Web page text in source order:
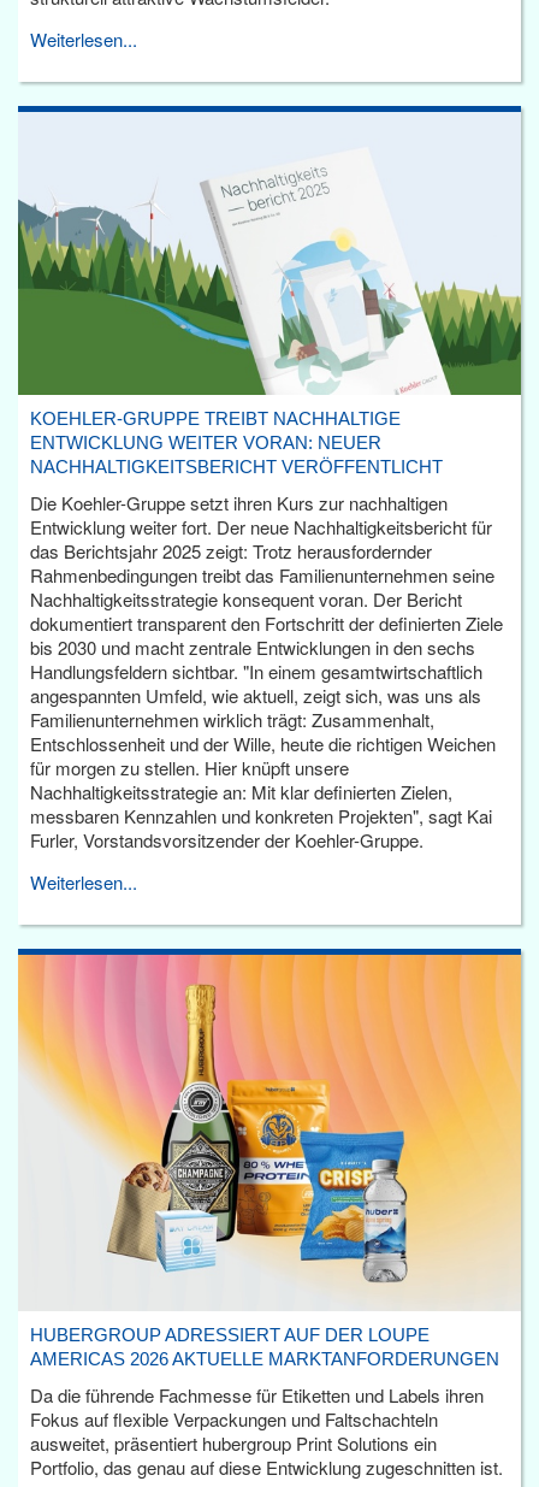
Weiterlesen...
KOEHLER-GRUPPE TREIBT NACHHALTIGE
ENTWICKLUNG WEITER VORAN: NEUER
NACHHALTIGKEITSBERICHT VERÖFFENTLICHT
Die Koehler-Gruppe setzt ihren Kurs zur nachhaltigen
Entwicklung weiter fort. Der neue Nachhaltigkeitsbericht für
das Berichtsjahr 2025 zeigt: Trotz herausfordernder
Rahmenbedingungen treibt das Familienunternehmen seine
Nachhaltigkeitsstrategie konsequent voran. Der Bericht
dokumentiert transparent den Fortschritt der definierten Ziele
bis 2030 und macht zentrale Entwicklungen in den sechs
Handlungsfeldern sichtbar. "In einem gesamtwirtschaftlich
angespannten Umfeld, wie aktuell, zeigt sich, was uns als
Familienunternehmen wirklich trägt: Zusammenhalt,
Entschlossenheit und der Wille, heute die richtigen Weichen
für morgen zu stellen. Hier knüpft unsere
Nachhaltigkeitsstrategie an: Mit klar definierten Zielen,
messbaren Kennzahlen und konkreten Projekten", sagt Kai
Furler, Vorstandsvorsitzender der Koehler-Gruppe.
Weiterlesen...
HUBERGROUP ADRESSIERT AUF DER LOUPE
AMERICAS 2026 AKTUELLE MARKTANFORDERUNGEN
Da die führende Fachmesse für Etiketten und Labels ihren
Fokus auf flexible Verpackungen und Faltschachteln
ausweitet, präsentiert hubergroup Print Solutions ein
Portfolio, das genau auf diese Entwicklung zugeschnitten ist.